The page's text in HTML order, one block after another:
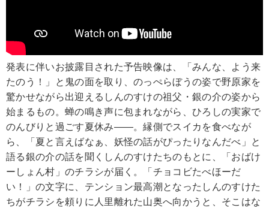
発表に伴いお披露目された予告映像は、「みんな、よう来
たのう！」と鬼の面を取り、のっぺらぼうの姿で野原家を
驚かせながら出迎えるしんのすけの祖父・銀の介の姿から
始まるもの。蝉の鳴き声に包まれながら、ひろしの実家で
のんびりと過ごす夏休み――。縁側でスイカを食べなが
ら、「夏と言えばなぁ、妖怪の話がぴったりなんだべ」と
語る銀の介の話を聞くしんのすけたちのもとに、「おばけ
ーしょん村」のチラシが届く。「チョコビたべほーだ
い！」の文字に、テンション最高潮となったしんのすけた
ちがチラシを頼りに人里離れた山奥へ向かうと、そこはな